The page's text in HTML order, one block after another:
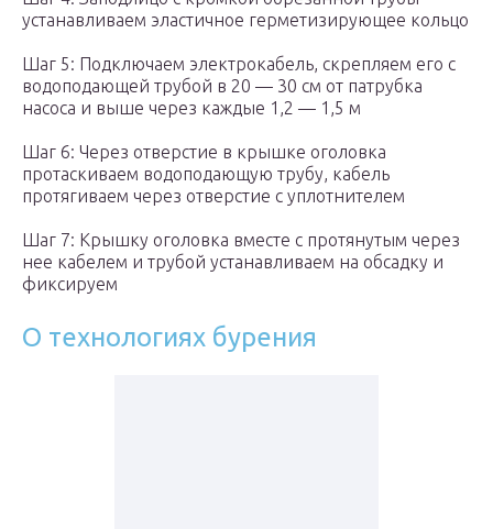
устанавливаем эластичное герметизирующее кольцо
Шаг 5: Подключаем электрокабель, скрепляем его с
водоподающей трубой в 20 — 30 см от патрубка
насоса и выше через каждые 1,2 — 1,5 м
Шаг 6: Через отверстие в крышке оголовка
протаскиваем водоподающую трубу, кабель
протягиваем через отверстие с уплотнителем
Шаг 7: Крышку оголовка вместе с протянутым через
нее кабелем и трубой устанавливаем на обсадку и
фиксируем
О технологиях бурения